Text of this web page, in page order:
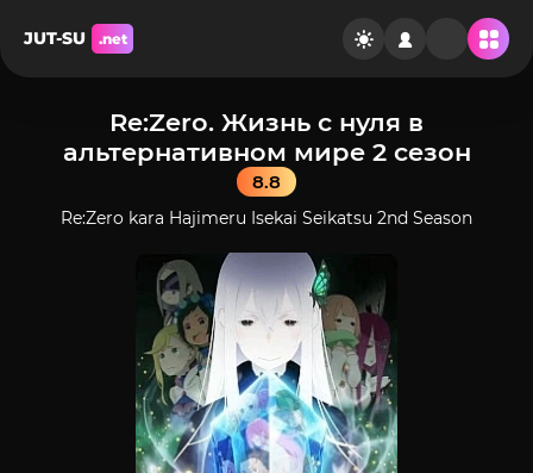
JUT-SU .net
Re:Zero. Жизнь с нуля в
альтернативном мире 2 сезон
8.8
Re:Zero kara Hajimeru Isekai Seikatsu 2nd Season